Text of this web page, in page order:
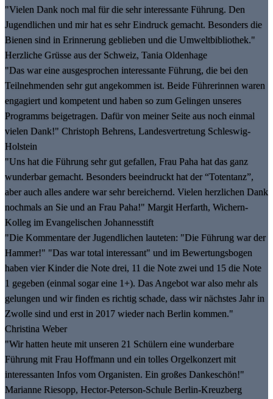
"Vielen Dank noch mal für die sehr interessante Führung. Den
Jugendlichen und mir hat es sehr Eindruck gemacht. Besonders die
Bienen sind in Erinnerung geblieben und die Umweltbibliothek."
Herzliche Grüsse aus der Schweiz, Tania Oldenhage
"Das war eine ausgesprochen interessante Führung, die bei den
Teilnehmenden sehr gut angekommen ist. Beide Führerinnen waren
engagiert und kompetent und haben so zum Gelingen unseres
Programms beigetragen. Dafür von meiner Seite aus noch einmal
vielen Dank!" Christoph Behrens, Landesvertretung Schleswig-
Holstein
"Uns hat die Führung sehr gut gefallen, Frau Paha hat das ganz
wunderbar gemacht. Besonders beeindruckt hat der “Totentanz”,
aber auch alles andere war sehr bereichernd. Vielen herzlichen Dank
nochmals an Sie und an Frau Paha!" Margit Herfarth, Wichern-
Kolleg im Evangelischen Johannesstift
"Die Kommentare der Jugendlichen lauteten: "Die Führung war der
Hammer!" "Das war total interessant" und im Bewertungsbogen
haben vier Kinder die Note drei, 11 die Note zwei und 15 die Note
1 gegeben (einmal sogar eine 1+). Das Angebot war also mehr als
gelungen und wir finden es richtig schade, dass wir nächstes Jahr in
Zwolle sind und erst in 2017 wieder nach Berlin kommen."
Christina Weber
"Wir hatten heute mit unseren 21 Schülern eine wunderbare
Führung mit Frau Hoffmann und ein tolles Orgelkonzert mit
interessanten Infos vom Organisten. Ein großes Dankeschön!"
Marianne Riesopp, Hector-Peterson-Schule Berlin-Kreuzberg